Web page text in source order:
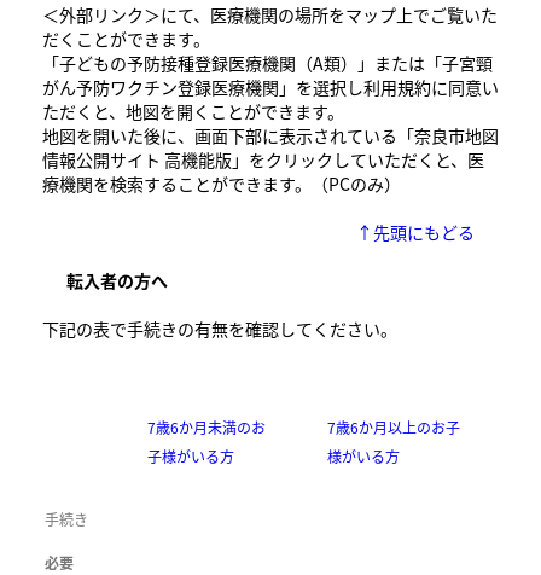
＜外部リンク＞にて、医療機関の場所をマップ上でご覧いた
だくことができます。
「子どもの予防接種登録医療機関（A類）」または「子宮頸
がん予防ワクチン登録医療機関」を選択し利用規約に同意い
ただくと、地図を開くことができます。
地図を開いた後に、画面下部に表示されている「奈良市地図
情報公開サイト 高機能版」をクリックしていただくと、医
療機関を検索することができます。​（PCのみ）
↑先頭にもどる
転入者の方へ
下記の表で手続きの有無を確認してください。
7歳6か月未満のお
子様がいる方
7歳6か月以上のお子
様がいる方
手続き
必要